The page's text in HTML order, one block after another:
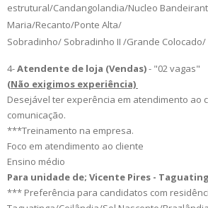
estrutural/Candangolandia/Nucleo
Maria/Recanto/Ponte Alta/
Sobradinho/ Sobradinho II /Grande
4-Atendente de loja (Vendas)- "02vagas"
(Não exigimos experiência)
Desejável ter experência em atendimento ao
comunicação.
***Treinamento na empresa.
Foco em atendimento ao cliente
Ensino médio
Para unidade de; Vicente Pires -
*** Preferência para candidatos com